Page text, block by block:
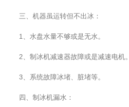
三、机器虽运转但不出冰：
1、水盘水量不够或是无水。
2、制冰机减速器故障或是减速电机。
3、系统故障冰堵、脏堵等。
四、制冰机漏水：